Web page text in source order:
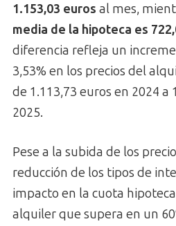
1.153,03 euros al mes,
media de la hipoteca es
diferencia refleja un
3,53% en los precios del
de 1.113,73 euros en 2024 a
2025.
Pese a la subida de los
reducción de los tipos de
impacto en la cuota
alquiler que supera en un